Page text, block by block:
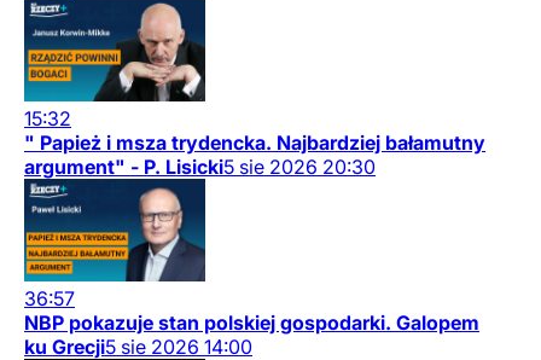
15:32
" Papież i msza trydencka. Najbardziej bałamutny
argument" - P. Lisicki5 sie 2026 20:30
36:57
NBP pokazuje stan polskiej gospodarki. Galopem
ku Grecji5 sie 2026 14:00